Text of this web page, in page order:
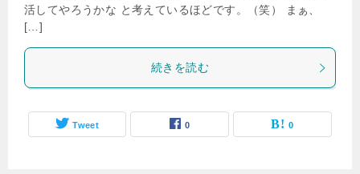
活してやろうかな と考えているほどです。（笑） まぁ、
[…]
続きを読む
Tweet 0 0